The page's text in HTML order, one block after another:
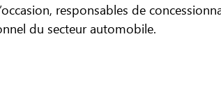
responsables de
du secteur automobile.